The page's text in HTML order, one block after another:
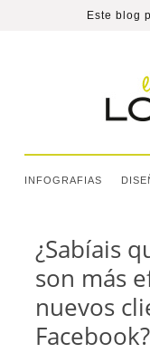
Este blog
INFOGRAFIAS
¿Sabíais
son más
nuevos
Facebook?